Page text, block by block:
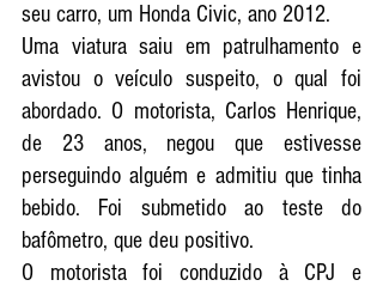
seu carro, um Honda Civic, ano 2012.
Uma viatura saiu em patrulhamento e
avistou o veículo suspeito, o qual foi
abordado. O motorista, Carlos Henrique,
de 23 anos, negou que estivesse
perseguindo alguém e admitiu que tinha
bebido. Foi submetido ao teste do
bafômetro, que deu positivo.
O motorista foi conduzido à CPJ e